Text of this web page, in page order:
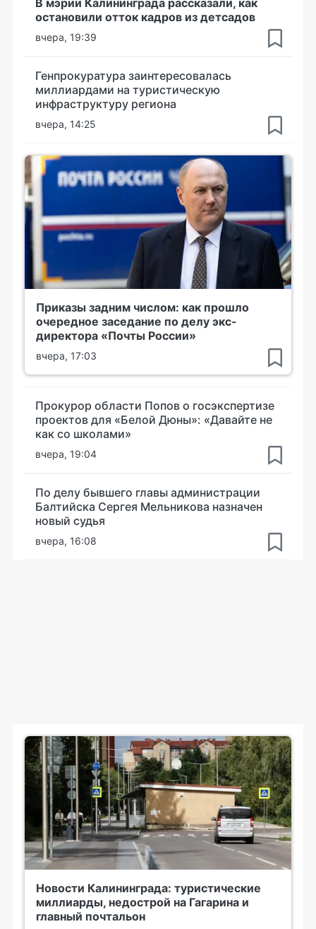
остановили отток кадров из детсадов
вчера, 19:39
Генпрокуратура заинтересовалась
миллиардами на туристическую
инфраструктуру региона
вчера, 14:25
Приказы задним числом: как прошло
очередное заседание по делу экс-
директора «Почты России»
вчера, 17:03
Прокурор области Попов о госэкспертизе
проектов для «Белой Дюны»: «Давайте не
как со школами»
вчера, 19:04
По делу бывшего главы администрации
Балтийска Сергея Мельникова назначен
новый судья
вчера, 16:08
Новости Калининграда: туристические
миллиарды, недострой на Гагарина и
главный почтальон